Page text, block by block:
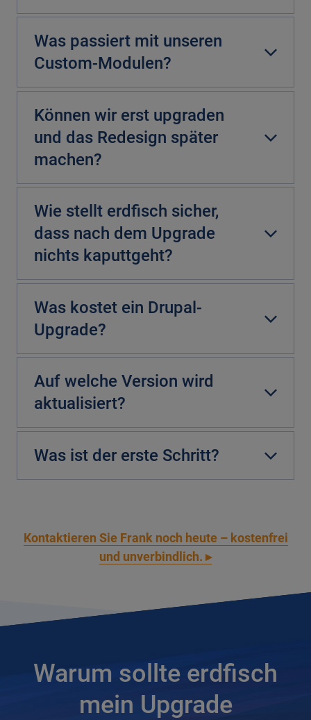
Was passiert mit unseren
Custom-Modulen?
Können wir erst upgraden
und das Redesign später
machen?
Wie stellt erdfisch sicher,
dass nach dem Upgrade
nichts kaputtgeht?
Was kostet ein Drupal-
Upgrade?
Auf welche Version wird
aktualisiert?
Was ist der erste Schritt?
Kontaktieren Sie Frank noch heute – kostenfrei
und unverbindlich. ▸
Warum sollte erdfisch
mein Upgrade